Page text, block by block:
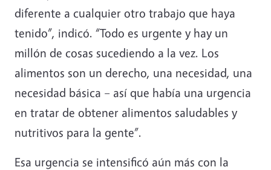
diferente a cualquier otro trabajo que haya
tenido”, indicó. “Todo es urgente y hay un
millón de cosas sucediendo a la vez. Los
alimentos son un derecho, una necesidad, una
necesidad básica – así que había una urgencia
en tratar de obtener alimentos saludables y
nutritivos para la gente”.
Esa urgencia se intensificó aún más con la